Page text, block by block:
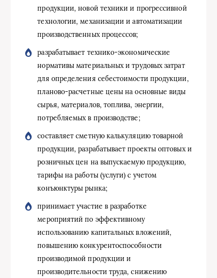
продукции, новой техники и прогрессивной
технологии, механизации и автоматизации
производственных процессов;
разрабатывает технико-экономические
нормативы материальных и трудовых затрат
для определения себестоимости продукции,
планово-расчетные цены на основные виды
сырья, материалов, топлива, энергии,
потребляемых в производстве;
составляет сметную калькуляцию товарной
продукции, разрабатывает проекты оптовых и
розничных цен на выпускаемую продукцию,
тарифы на работы (услуги) с учетом
конъюнктуры рынка;
принимает участие в разработке
мероприятий по эффективному
использованию капитальных вложений,
повышению конкурентоспособности
производимой продукции и
производительности труда, снижению